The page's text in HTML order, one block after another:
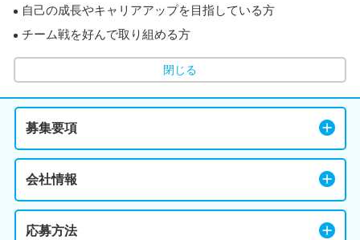
自己の成長やキャリアアップを目指している方
チーム戦を好んで取り組める方
閉じる
募集要項
会社情報
応募方法